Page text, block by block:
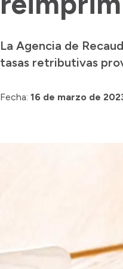
La Agencia de
tasas retributivas
Fecha: 16 de marzo de